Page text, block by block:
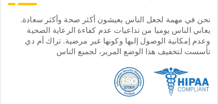
نحن في مهمة لجعل الناس يعيشون أكثر صحة وأكثر سعادة.
يعاني الناس يوميا من تداعيات عدم كفاءة الرعاية الصحية
وعدم إمكانية الوصول إليها وكونها غير مرضية. تراك أم دي
تأسست لتخفيف هذا الوضع المرير، لجميع الناس